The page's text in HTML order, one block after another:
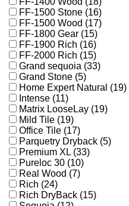
FF-1500 Stone (16)
FF-1500 Wood (17)
FF-1800 Gear (15)
FF-1900 Rich (16)
FF-2000 Rich (15)
Grand sequoia (33)
Grand Stone (5)
Home Expert Natural (19)
Intense (11)
Matrix LooseLay (19)
Mild Tile (19)
Office Tile (17)
Parquetry Dryback (5)
Premium XL (33)
Pureloc 30 (10)
Real Wood (7)
Rich (24)
Rich DryBack (15)